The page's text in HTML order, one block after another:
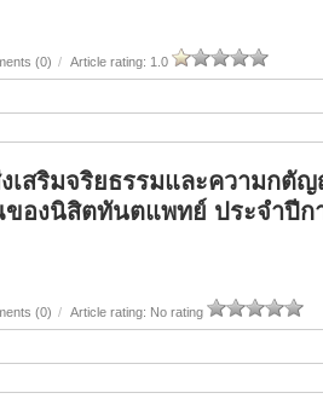
(0) / Article rating: 1.0
เสริมจริยธรรมและความกตั
องนิสิตทันตแพทย์ ประจำปีก
(0) / Article rating: No rating